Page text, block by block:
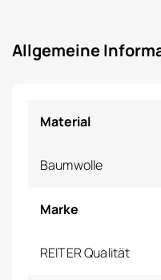
Allgemeine
Material
Baumwolle
Marke
REITER Qualität